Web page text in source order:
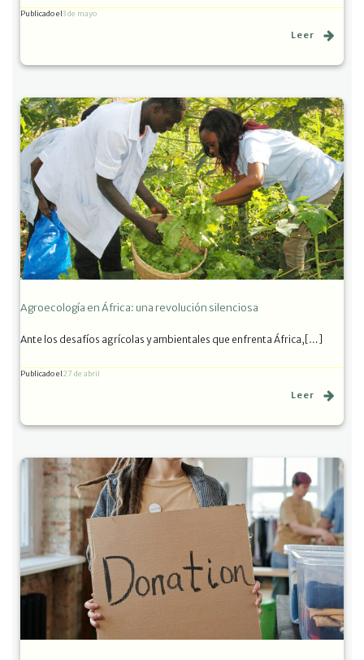
Publicado el3 de mayo
Leer
Agroecología en África: una revolución silenciosa
Ante los desafíos agrícolas y ambientales que enfrenta África,[…]
Publicado el27 de abril
Leer